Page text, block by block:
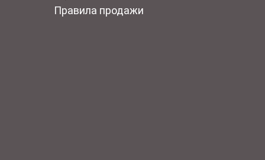
Правила продажи